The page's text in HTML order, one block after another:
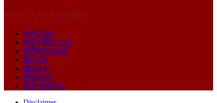
राज्य23681
मध्य प्रदेश17238
छत्तीसगढ़10849
देश7434
खेल4447
विदेश2841
डेली न्यूज़2678